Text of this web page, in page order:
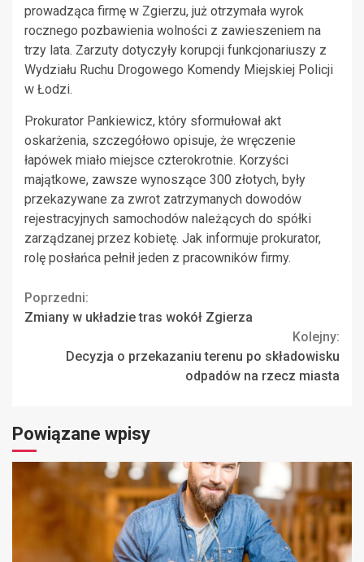
prowadząca firmę w Zgierzu, już otrzymała wyrok
rocznego pozbawienia wolności z zawieszeniem na
trzy lata. Zarzuty dotyczyły korupcji funkcjonariuszy z
Wydziału Ruchu Drogowego Komendy Miejskiej Policji
w Łodzi.
Prokurator Pankiewicz, który sformułował akt
oskarżenia, szczegółowo opisuje, że wręczenie
łapówek miało miejsce czterokrotnie. Korzyści
majątkowe, zawsze wynoszące 300 złotych, były
przekazywane za zwrot zatrzymanych dowodów
rejestracyjnych samochodów należących do spółki
zarządzanej przez kobietę. Jak informuje prokurator,
rolę posłańca pełnił jeden z pracowników firmy.
Continue
Poprzedni:
Zmiany w układzie tras wokół Zgierza
Kolejny:
Decyzja o przekazaniu terenu po składowisku
odpadów na rzecz miasta
Powiązane wpisy